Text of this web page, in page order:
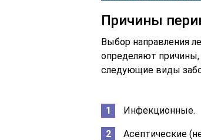
Причины
Выбор направления
определяют
следующие виды
Инфекционные.
Асептические